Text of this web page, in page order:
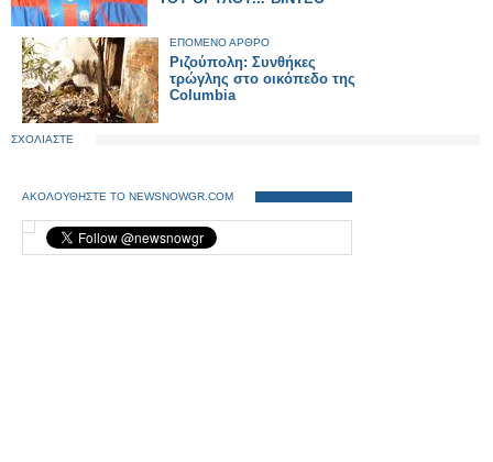
ΕΠΟΜΕΝΟ ΑΡΘΡΟ
Ριζούπολη: Συνθήκες
τρώγλης στο οικόπεδο της
Columbia
ΣΧΟΛΙΑΣΤΕ
ΑΚΟΛΟΥΘΗΣΤΕ ΤΟ NEWSNOWGR.COM